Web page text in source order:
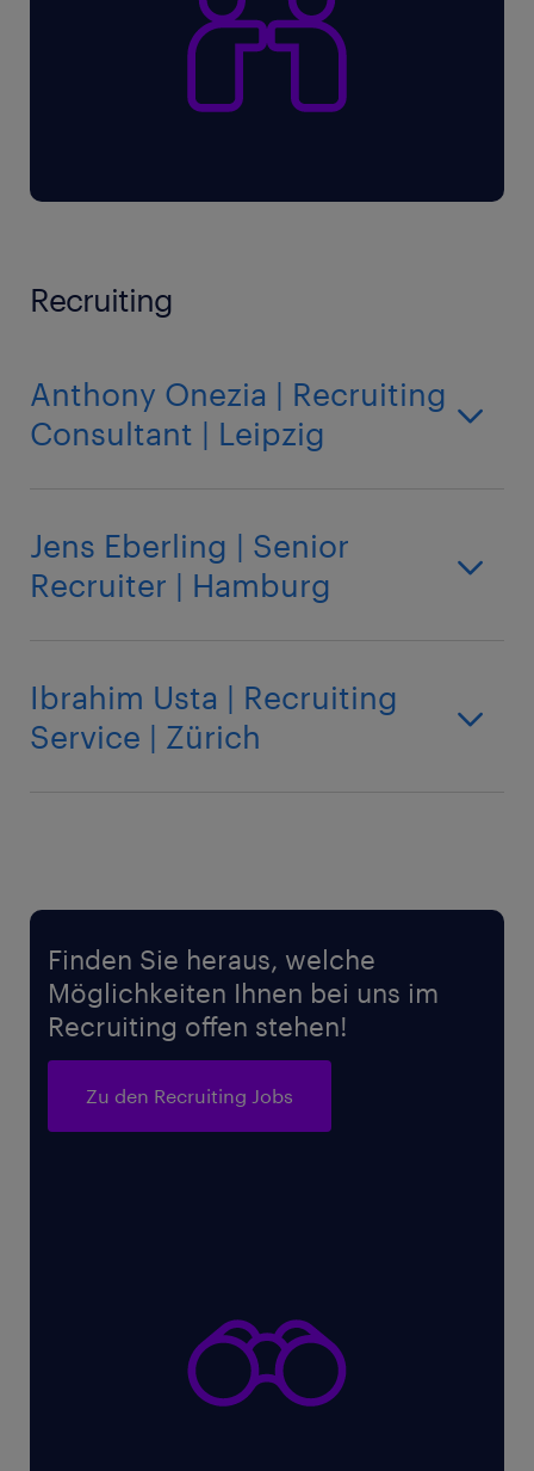
Recruiting
Anthony Onezia | Recruiting
Consultant | Leipzig
Jens Eberling | Senior
Recruiter | Hamburg
Ibrahim Usta | Recruiting
Service | Zürich
Finden Sie heraus, welche
Möglichkeiten Ihnen bei uns im
Recruiting offen stehen!
Zu den Recruiting Jobs